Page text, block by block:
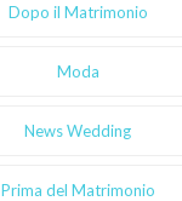
Dopo il Matrimonio
Moda
News Wedding
Prima del Matrimonio